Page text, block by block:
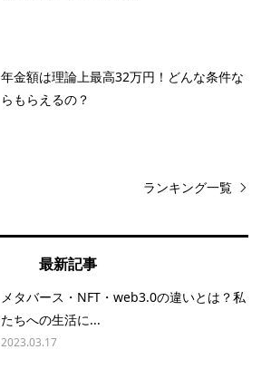
年金額は理論上最高32万円！どんな条件な
らもらえるの？
ランキング一覧
最新記事
メタバース・NFT・web3.0の違いとは？私
たちへの生活に...
2023.03.17